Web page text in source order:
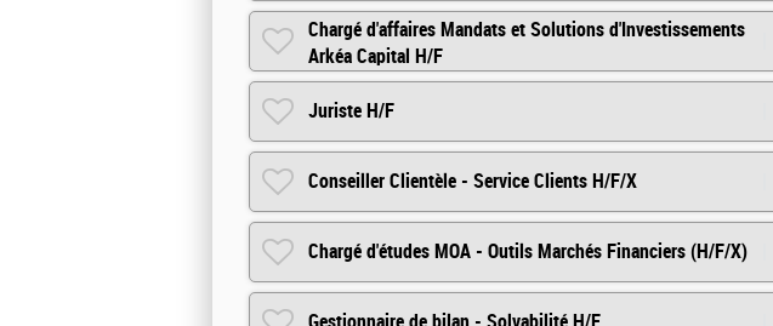
Chargé d'affaires Mandats et Solutions d'Investissements
Arkéa Capital H/F
Juriste H/F
Conseiller Clientèle - Service Clients H/F/X
Chargé d'études MOA - Outils Marchés Financiers (H/F/X)